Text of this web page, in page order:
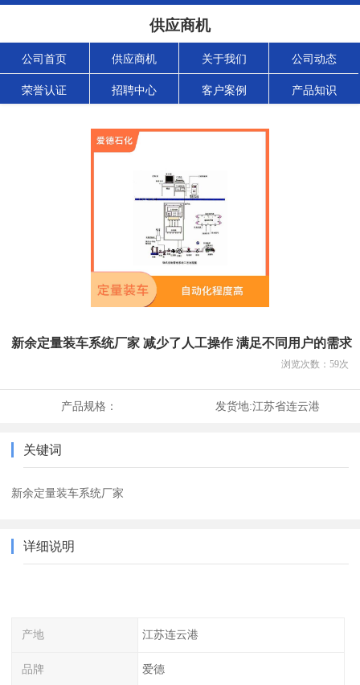
供应商机
公司首页 供应商机 关于我们 公司动态
荣誉认证 招聘中心 客户案例 产品知识
新余定量装车系统厂家 减少了人工操作 满足不同用户的需求
浏览次数： 59次
产品规格： 发货地:江苏省连云港
关键词
新余定量装车系统厂家
详细说明
产地 江苏连云港
品牌 爱德